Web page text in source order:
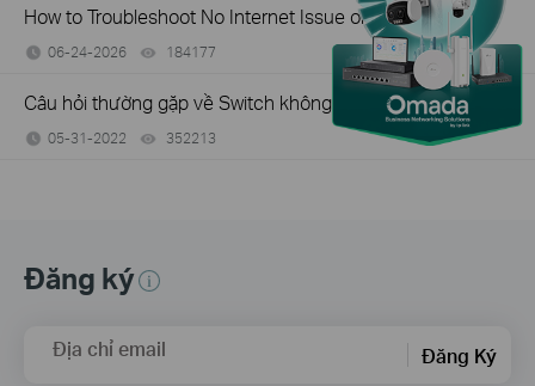
How to Troubleshoot No Internet Issue on Omada Switch
06-24-2026 184177
Câu hỏi thường gặp về Switch không được quản lý
05-31-2022 352213
Đăng ký
Địa chỉ email Đăng Ký